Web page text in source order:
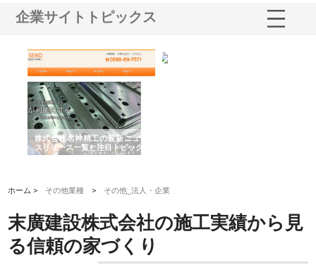
企業サイトトピックス
株式会社名神精工の最新ニュー
スリリース一覧と注目トピック
ホーム > その他業種 > その他_法人・企業
末廣建設株式会社の施工実績から見
る信頼の家づくり